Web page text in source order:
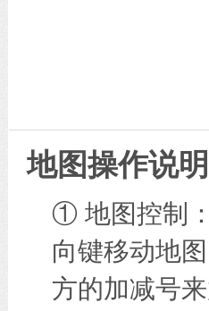
地图操作说明
① 地图控制
向键移动地
方的加减号